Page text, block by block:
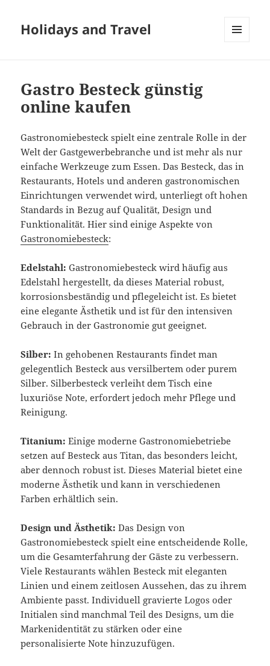
Holidays and Travel
Gastro Besteck günstig
online kaufen
Gastronomiebesteck spielt eine zentrale Rolle in der
Welt der Gastgewerbebranche und ist mehr als nur
einfache Werkzeuge zum Essen. Das Besteck, das in
Restaurants, Hotels und anderen gastronomischen
Einrichtungen verwendet wird, unterliegt oft hohen
Standards in Bezug auf Qualität, Design und
Funktionalität. Hier sind einige Aspekte von
Gastronomiebesteck:
Edelstahl: Gastronomiebesteck wird häufig aus
Edelstahl hergestellt, da dieses Material robust,
korrosionsbeständig und pflegeleicht ist. Es bietet
eine elegante Ästhetik und ist für den intensiven
Gebrauch in der Gastronomie gut geeignet.
Silber: In gehobenen Restaurants findet man
gelegentlich Besteck aus versilbertem oder purem
Silber. Silberbesteck verleiht dem Tisch eine
luxuriöse Note, erfordert jedoch mehr Pflege und
Reinigung.
Titanium: Einige moderne Gastronomiebetriebe
setzen auf Besteck aus Titan, das besonders leicht,
aber dennoch robust ist. Dieses Material bietet eine
moderne Ästhetik und kann in verschiedenen
Farben erhältlich sein.
Design und Ästhetik:Das Design von
Gastronomiebesteck spielt eine entscheidende Rolle,
um die Gesamterfahrung der Gäste zu verbessern.
Viele Restaurants wählen Besteck mit eleganten
Linien und einem zeitlosen Aussehen, das zu ihrem
Ambiente passt. Individuell gravierte Logos oder
Initialen sind manchmal Teil des Designs, um die
Markenidentität zu stärken oder eine
personalisierte Note hinzuzufügen.